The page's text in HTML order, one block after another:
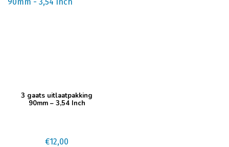
3 gaats uitlaatpakking
90mm – 3,54 Inch
€12,00